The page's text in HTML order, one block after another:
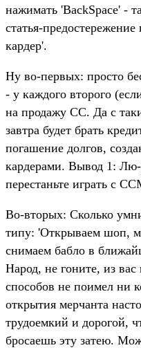
нажимать 'BackSpace' -
статья-
кардер'.
Ну во-первых: просто
- у каждого второго
на продажу СС. Да с
завтра будет брать
погашение долгов,
кардерами. Вывод 1:
перестаньте играть с
Во-вторых: Сколько
типу: 'Открываем шоп,
снимаем бабло в
Народ, не гоните, из
способов не поимел ни
открытия мерчанта
трудоемкий и дорогой,
бросаешь эту затею.